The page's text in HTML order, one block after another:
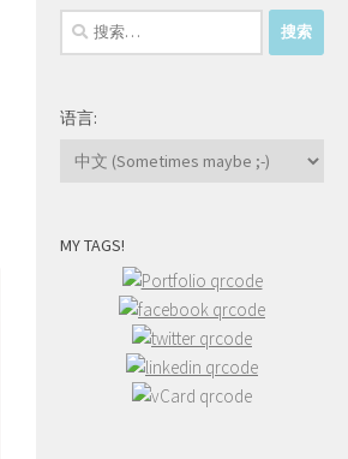
搜
索：
语言:
MY TAGS!